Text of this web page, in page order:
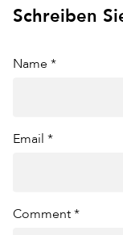
Schreiben
Name *
Email *
Comment *